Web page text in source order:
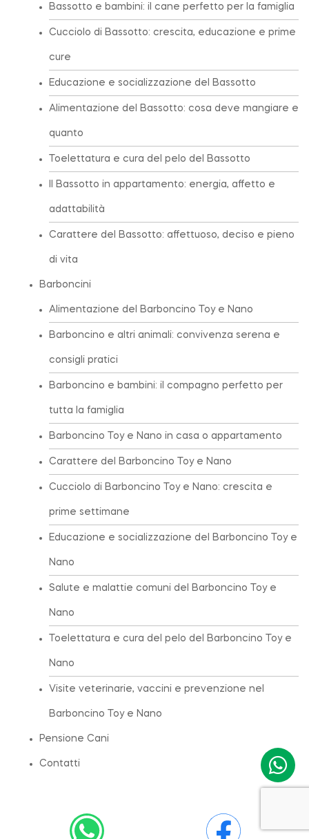
Bassotto e bambini: il cane perfetto per la famiglia
Cucciolo di Bassotto: crescita, educazione e prime
cure
Educazione e socializzazione del Bassotto
Alimentazione del Bassotto: cosa deve mangiare e
quanto
Toelettatura e cura del pelo del Bassotto
Il Bassotto in appartamento: energia, affetto e
adattabilità
Carattere del Bassotto: affettuoso, deciso e pieno
di vita
Barboncini
Alimentazione del Barboncino Toy e Nano
Barboncino e altri animali: convivenza serena e
consigli pratici
Barboncino e bambini: il compagno perfetto per
tutta la famiglia
Barboncino Toy e Nano in casa o appartamento
Carattere del Barboncino Toy e Nano
Cucciolo di Barboncino Toy e Nano: crescita e
prime settimane
Educazione e socializzazione del Barboncino Toy e
Nano
Salute e malattie comuni del Barboncino Toy e
Nano
Toelettatura e cura del pelo del Barboncino Toy e
Nano
Visite veterinarie, vaccini e prevenzione nel
Barboncino Toy e Nano
Pensione Cani
Contatti